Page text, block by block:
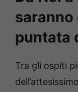
saranno
puntata
Tra gli ospiti